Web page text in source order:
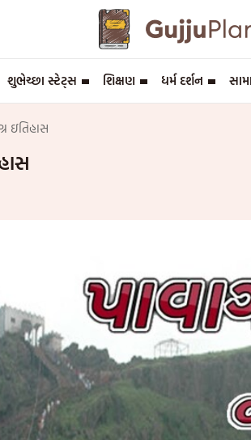
શુભેચ્છા સ્ટેટ્સ શિક્ષણ ધર્મ દર્શન
ઇતિહાસ